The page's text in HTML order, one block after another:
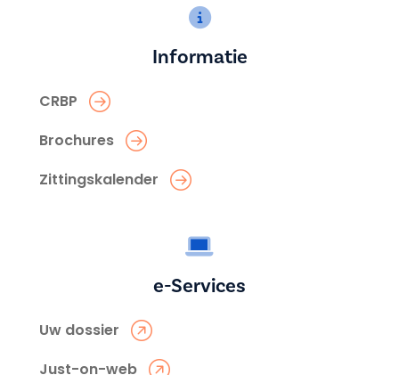
Informatie
CRBP
Brochures
Zittingskalender
e-Services
Uw dossier
Just-on-web